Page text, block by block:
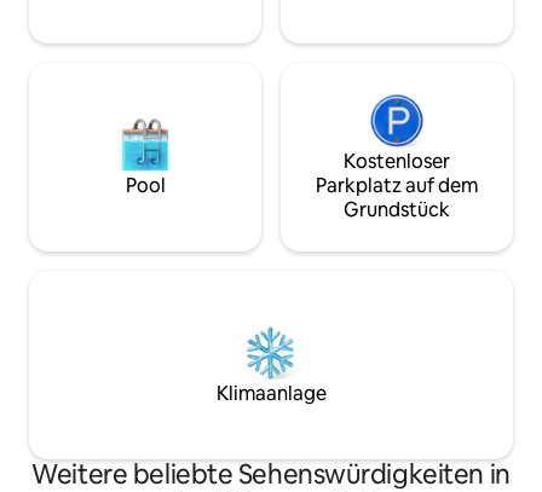
Pool
Kostenloser
Parkplatz auf dem
Grundstück
Klimaanlage
Weitere beliebte Sehenswürdigkeiten in